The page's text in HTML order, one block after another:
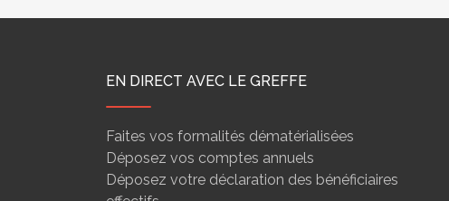
EN DIRECT AVEC LE GREFFE
Faites vos formalités dématérialisées
Déposez vos comptes annuels
Déposez votre déclaration des bénéficiaires